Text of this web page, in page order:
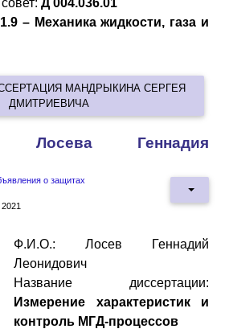
– Механика жидкости, газа и
МАНДРЫКИНА СЕРГЕЯ
ДМИТРИЕВИЧА
Лосева Геннадия
о защитах
Ф.И.О.: Лосев Геннадий
Леонидович
Название диссертации:
Измерение характеристик и
контроль МГД-процессов